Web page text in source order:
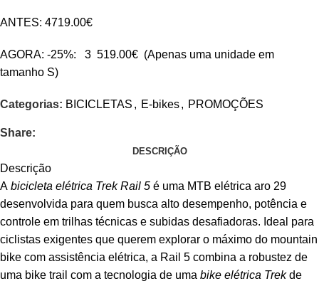
ANTES: 4719.00€
AGORA: -25%: 3 519.00€ (Apenas uma unidade em
tamanho S)
Categorias: BICICLETAS , E-bikes, PROMOÇÕES
Share:
DESCRIÇÃO
Descrição
A bicicleta elétrica Trek Rail 5 é uma MTB elétrica aro 29
desenvolvida para quem busca alto desempenho, potência e
controle em trilhas técnicas e subidas desafiadoras. Ideal para
ciclistas exigentes que querem explorar o máximo do mountain
bike com assistência elétrica, a Rail 5 combina a robustez de
uma bike trail com a tecnologia de uma bike elétrica Trekde